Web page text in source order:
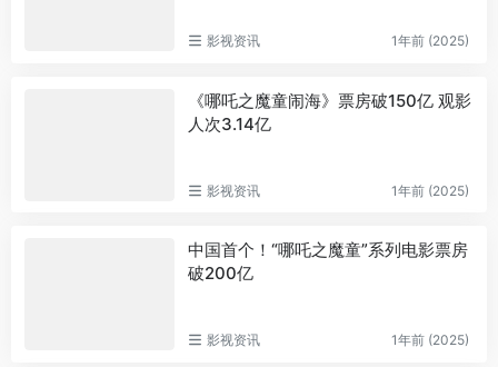
影视资讯 1年前 (2025)
《哪吒之魔童闹海》票房破150亿 观影
人次3.14亿
影视资讯 1年前 (2025)
中国首个！“哪吒之魔童”系列电影票房
破200亿
影视资讯 1年前 (2025)